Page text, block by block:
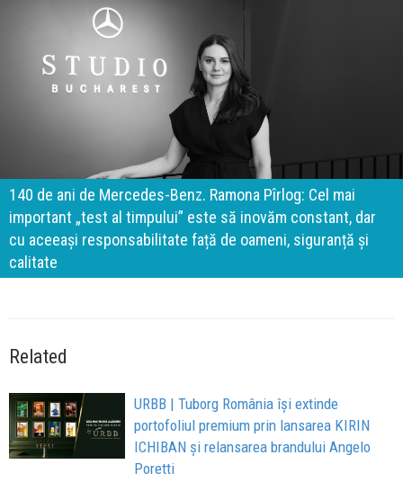
140 de ani de Mercedes-Benz. Ramona Pîrlog: Cel mai
important „test al timpului” este să inovăm constant, dar
cu aceeași responsabilitate față de oameni, siguranță și
calitate
Related
URBB | Tuborg România își extinde
portofoliul premium prin lansarea KIRIN
ICHIBAN și relansarea brandului Angelo
Poretti